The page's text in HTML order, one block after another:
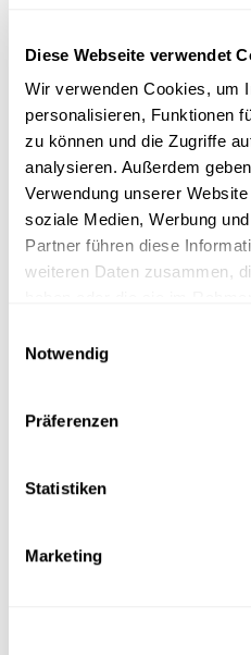
Diese Webseite verwendet
Wir verwenden Cookies, um
personalisieren, Funktionen
zu können und die Zugriffe
analysieren. Außerdem
Verwendung unserer
soziale Medien, Werbung
Partner führen diese
weiteren Daten zusammen,
Notwendig
Präferenzen
Statistiken
Marketing
Nominal force
Max. Holder force
Product group